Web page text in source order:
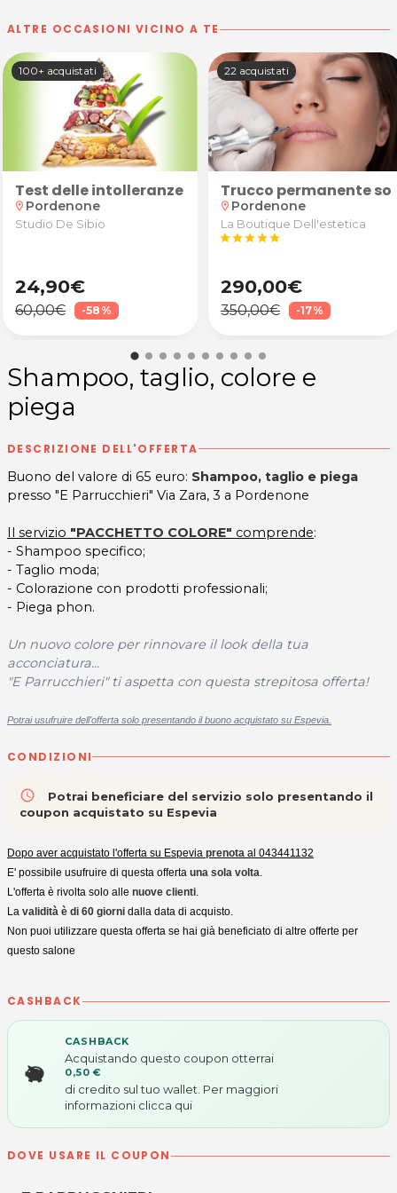
ALTRE OCCASIONI VICINO A TE
e piega
anamnesi, valutazione degli obiettivi e test
100+ acquistati
Test delle intolleranze alimentari
location_on Pordenone
Studio De Sibio
24,90€
60,00€ -58%
22 acquistati
Trucco permanente
location_on Pordenone
La Boutique Dell'estetica
starstarstarstarstar
290,00€
350,00€ -17%
Shampoo, taglio, colore e
piega
DESCRIZIONE DELL'OFFERTA
Buono del valore di 65 euro: Shampoo, taglio e piega
presso "E Parrucchieri" Via Zara, 3 a Pordenone
Il servizio "PACCHETTO COLORE" comprende:
- Shampoo specifico;
- Taglio moda;
- Colorazione con prodotti professionali;
- Piega phon.
Un nuovo colore per rinnovare il look della tua
acconciatura...
"E Parrucchieri" ti aspetta con questa strepitosa offerta!
Potrai usufruire dell'offerta solo presentando il buono acquistato su Espevia.
CONDIZIONI
access_time
Potrai beneficiare del servizio solo presentando il
coupon acquistato su Espevia
Dopo aver acquistato l'offerta su Espevia prenota al 043441132
E' possibile usufruire di questa offerta una sola volta
L'offerta è rivolta solo alle nuove clienti
La validità è di 60 giorni dalla data di acquisto.
Non puoi utilizzare questa offerta se hai già beneficiato di altre offerte per
questo salone
CASHBACK
CASHBACK
Acquistando questo coupon otterrai
0,50 €
di credito sul tuo wallet. Per maggiori
informazioni clicca qui
DOVE USARE IL COUPON